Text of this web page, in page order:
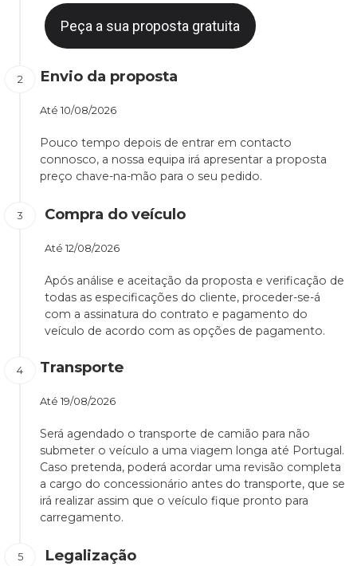
Peça a sua proposta gratuita
Envio da proposta
Até 10/08/2026
Pouco tempo depois de entrar em contacto
connosco, a nossa equipa irá apresentar a proposta
preço chave-na-mão para o seu pedido.
Compra do veículo
Até 12/08/2026
Após análise e aceitação da proposta e verificação de
todas as especificações do cliente, proceder-se-á
com a assinatura do contrato e pagamento do
veículo de acordo com as opções de pagamento.
Transporte
Até 19/08/2026
Será agendado o transporte de camião para não
submeter o veículo a uma viagem longa até Portugal.
Caso pretenda, poderá acordar uma revisão completa
a cargo do concessionário antes do transporte, que se
irá realizar assim que o veículo fique pronto para
carregamento.
Legalização